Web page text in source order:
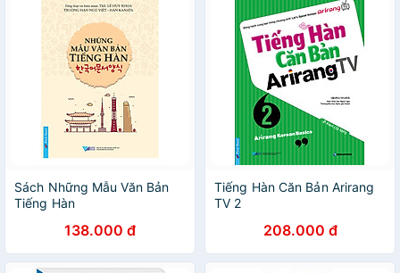
Sách Những Mẫu Văn Bản
Tiếng Hàn
138.000 đ
Tiếng Hàn Căn Bản Arirang
TV 2
208.000 đ